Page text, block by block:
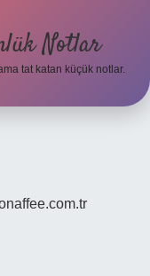
Notlar
tat katan küçük notlar.